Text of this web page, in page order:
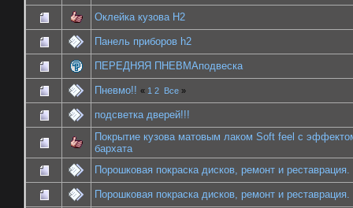
Оклейка кузова Н2
Панель приборов h2
ПЕРЕДНЯЯ ПНЕВМАподвеска
Пневмо!! « 1 2 Все »
подсветка дверей!!!
Покрытие кузова матовым лаком Soft feel с
бархата
Порошковая покраска дисков, ремонт и реставрация.
Порошковая покраска дисков, ремонт и реставрация.